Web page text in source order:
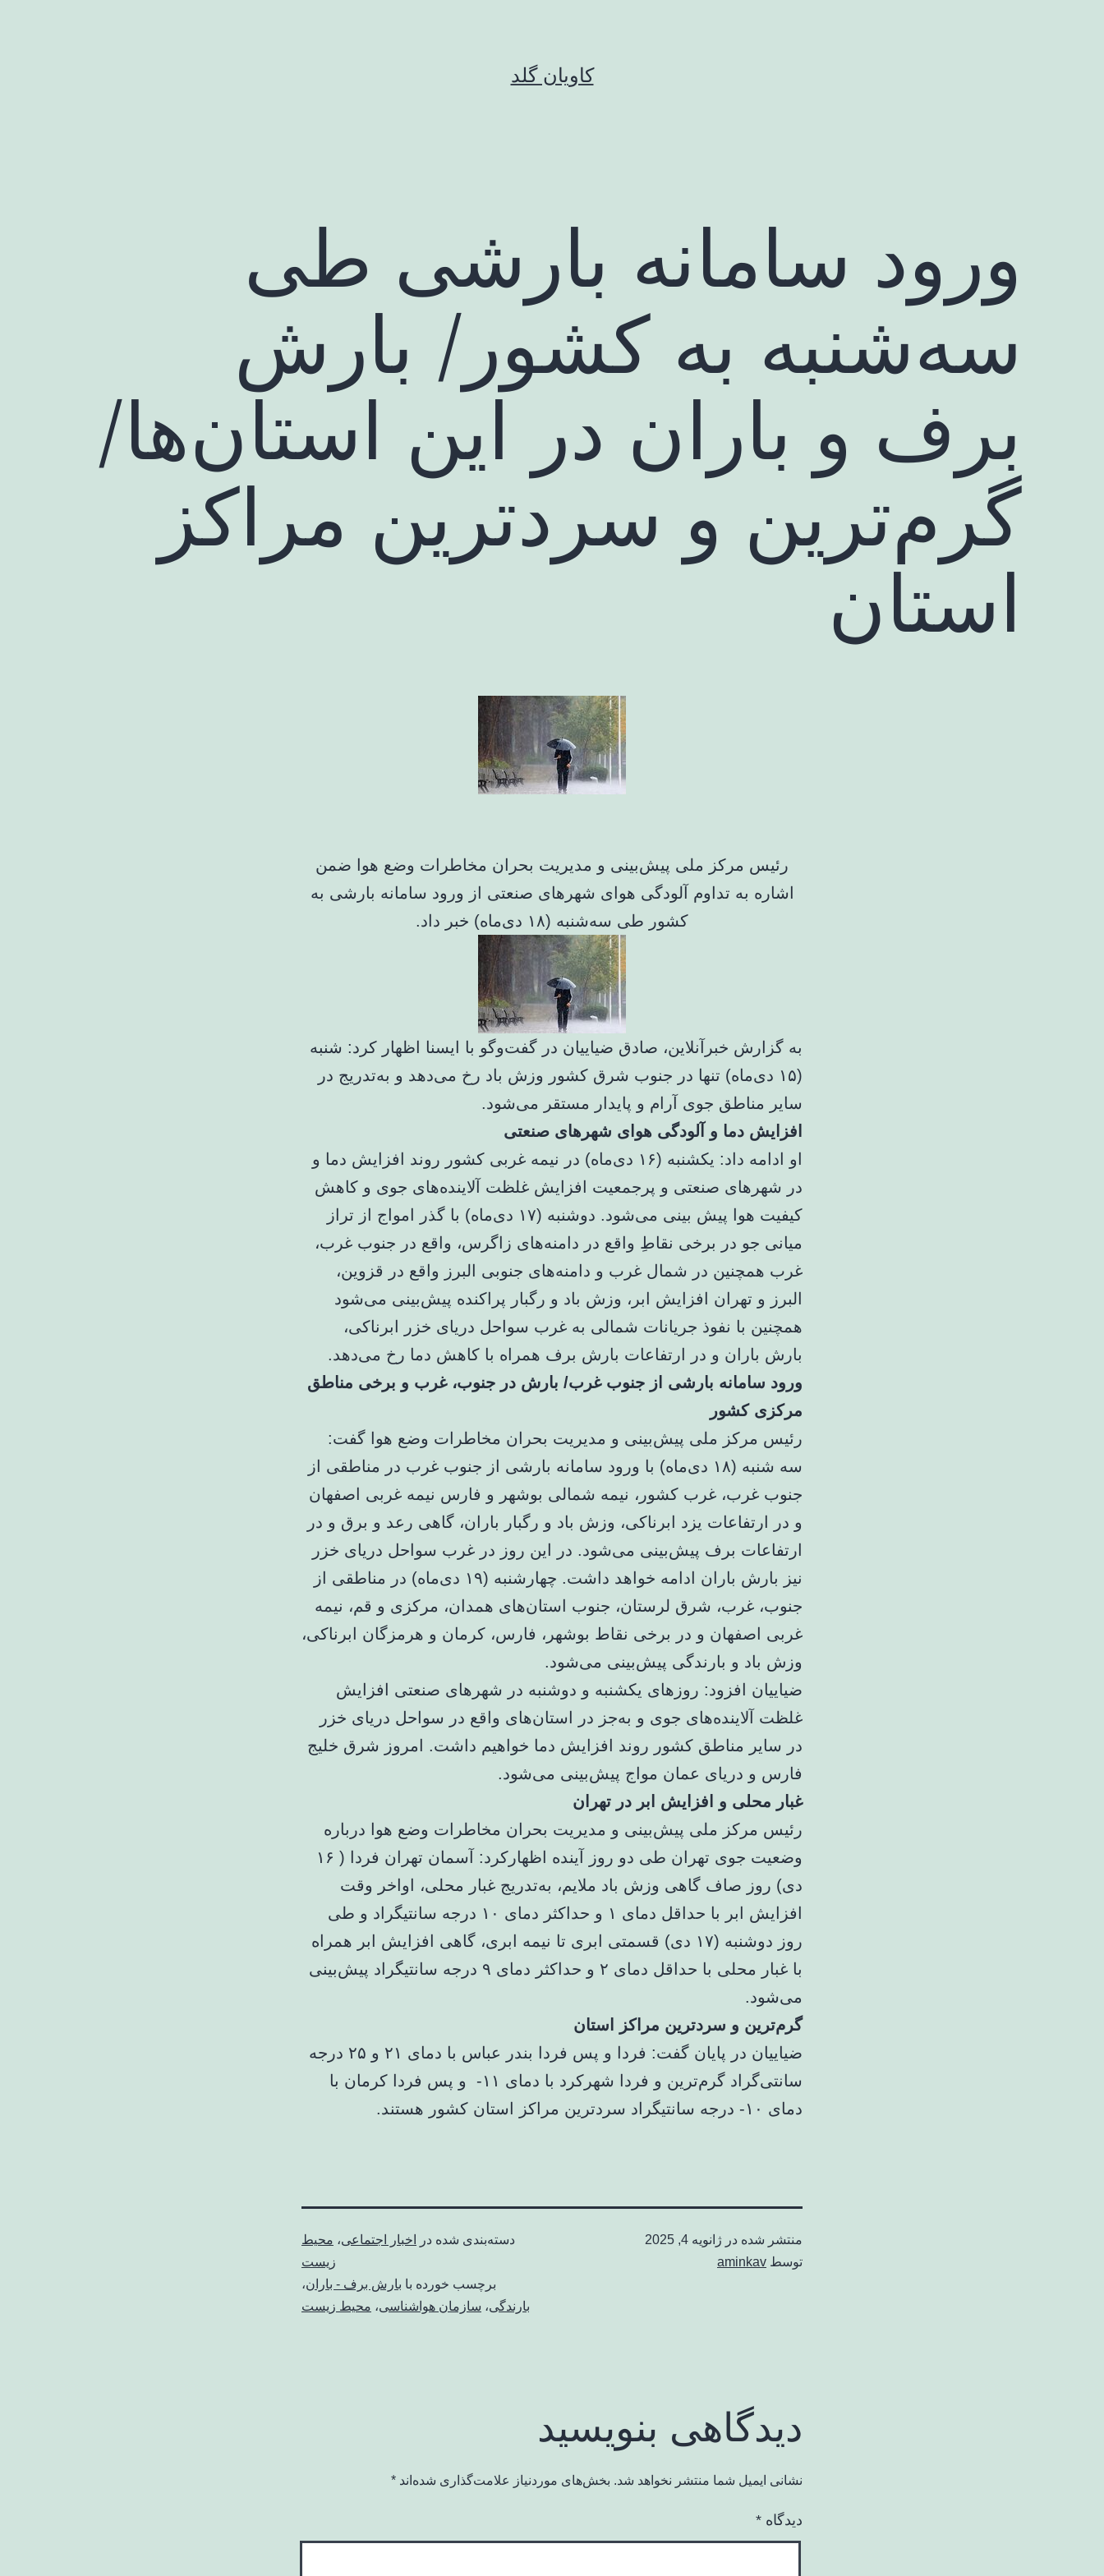
کاویان گلد
ورود سامانه بارشی طی
سه‌شنبه به کشور/ بارش
برف و باران در این استان‌ها/
گرم‌ترین و سردترین مراکز
استان
رئیس مرکز ملی پیش‌بینی و مدیریت بحران مخاطرات وضع هوا ضمن
اشاره به تداوم آلودگی هوای شهرهای صنعتی از ورود سامانه بارشی به
کشور طی سه‌شنبه (۱۸ دی‌ماه) خبر داد.
به گزارش خبرآنلاین، صادق ضیاییان در گفت‌وگو با ایسنا اظهار کرد: شنبه
(۱۵ دی‌ماه) تنها در جنوب شرق کشور وزش باد رخ می‌دهد و به‌تدریج در
سایر مناطق جوی آرام و پایدار مستقر می‌شود.
افزایش دما و آلودگی هوای شهرهای صنعتی
او ادامه داد: یکشنبه (۱۶ دی‌ماه) در نیمه غربی کشور روند افزایش دما و
در شهرهای صنعتی و پرجمعیت افزایش غلظت آلاینده‌های جوی و کاهش
کیفیت هوا پیش بینی می‌شود. دوشنبه (۱۷ دی‌ماه) با گذر امواج از تراز
میانی جو در برخی نقاطِ واقع در دامنه‌های زاگرس، واقع در جنوب غرب،
غرب همچنین در شمال غرب و دامنه‌های جنوبی البرز واقع در قزوین،
البرز و تهران افزایش ابر، وزش باد و رگبار پراکنده پیش‌بینی می‌شود
همچنین با نفوذ جریانات شمالی به غرب سواحل دریای خزر ابرناکی،
بارش باران و در ارتفاعات بارش برف همراه با کاهش دما رخ می‌دهد.
ورود سامانه بارشی از جنوب غرب/ بارش در جنوب، غرب و برخی مناطق
مرکزی کشور
رئیس مرکز ملی پیش‌بینی و مدیریت بحران مخاطرات وضع هوا گفت:
سه شنبه (۱۸ دی‌ماه) با ورود سامانه بارشی از جنوب غرب در مناطقی از
جنوب غرب، غرب کشور، نیمه شمالی بوشهر و فارس نیمه غربی اصفهان
و در ارتفاعات یزد ابرناکی، وزش باد و رگبار باران، گاهی رعد و برق و در
ارتفاعات برف پیش‌بینی می‌شود. در این روز در غرب سواحل دریای خزر
نیز بارش باران ادامه خواهد داشت. چهارشنبه (۱۹ دی‌ماه) در مناطقی از
جنوب، غرب، شرق لرستان، جنوب استان‌های همدان، مرکزی و قم، نیمه
غربی اصفهان و در برخی نقاط بوشهر، فارس، کرمان و هرمزگان ابرناکی،
وزش باد و بارندگی پیش‌بینی می‌شود.
ضیاییان افزود: روزهای یکشنبه و دوشنبه در شهرهای صنعتی افزایش
غلظت آلاینده‌های جوی و به‌جز در استان‌های واقع در سواحل دریای خزر
در سایر مناطق کشور روند افزایش دما خواهیم داشت. امروز شرق خلیج
فارس و دریای عمان مواج پیش‌بینی می‌شود.
غبار محلی و افزایش ابر در تهران
رئیس مرکز ملی پیش‌بینی و مدیریت بحران مخاطرات وضع هوا درباره
وضعیت جوی تهران طی دو روز آینده اظهارکرد: آسمان تهران فردا ( ‌۱۶
دی) روز صاف گاهی وزش باد ملایم، به‌تدریج غبار محلی، اواخر وقت
افزایش ابر با حداقل دمای ۱ و حداکثر دمای ۱۰ درجه سانتیگراد و طی
‌روز دوشنبه‌ (۱۷ دی) قسمتی ابری تا نیمه ابری، گاهی افزایش ابر همراه
با غبار محلی با حداقل دمای ۲ و حداکثر دمای ۹ درجه سانتیگراد پیش‌بینی
می‌شود.
گرم‌ترین و سردترین مراکز استان
ضیاییان در پایان گفت: فردا و پس فردا بندر عباس با دمای ۲۱ و ۲۵ درجه
سانتی‌گراد گرم‌ترین و فردا شهرکرد با دمای ۱۱- و پس فردا کرمان با
دمای ۱۰- درجه سانتیگراد سردترین مراکز استان‌ کشور هستند.
منتشر شده در ژانویه 4, 2025
توسط aminkav
دسته‌بندی شده در اخبار اجتماعی، محیط
زیست
برچسب خورده با بارش برف - باران،
بارندگی، سازمان هواشناسی، محیط زیست
دیدگاهی بنویسید
نشانی ایمیل شما منتشر نخواهد شد. بخش‌های موردنیاز علامت‌گذاری شده‌اند *
دیدگاه *